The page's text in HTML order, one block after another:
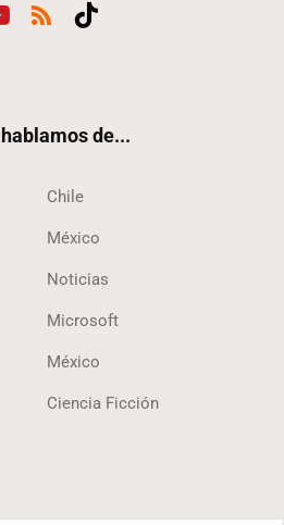
de...
Chile
México
Noticias
Microsoft
México
Ciencia Ficción